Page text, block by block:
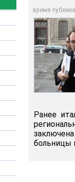
время
ANSA
Ранее
больницы